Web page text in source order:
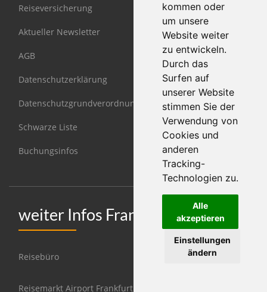
kommen oder
um unsere
Website weiter
zu entwickeln.
Durch das
Surfen auf
unserer Website
stimmen Sie der
Verwendung von
Cookies und
anderen
Tracking-
Technologien zu.
Alle
akzeptieren
Einstellungen
ändern
Reiseversicherung
Aktueller Newsletter
AGB
Datenschutzerklärung
Datenschutzgrundverordnung DSGVO
Schwarze Liste
Buchungsinfos
weiter Infos Frankfurt
Reisebüro
Reisemarkt Airport Frankfurt